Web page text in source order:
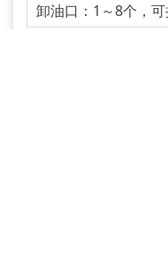
卸油口：1～8个，